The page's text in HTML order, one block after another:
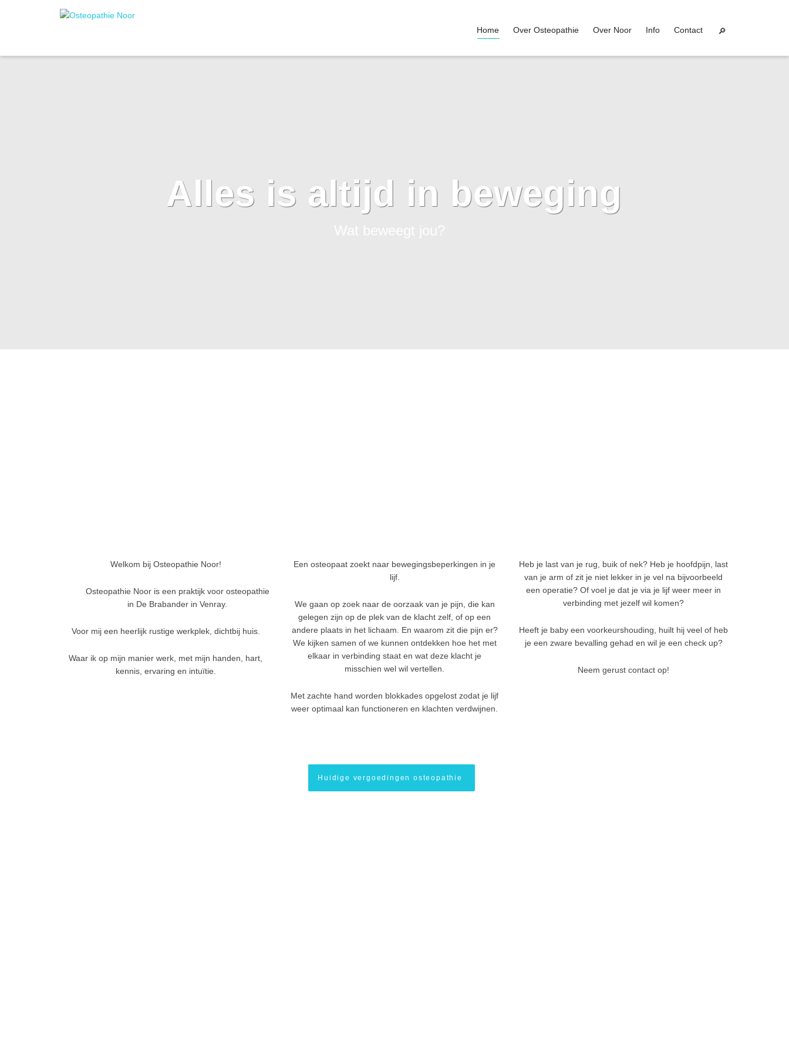
Home Over Osteopathie Over Noor Info Contact
Alles is altijd in beweging
Welkom bij Osteopathie Noor!
Osteopathie Noor is een praktijk voor osteopathie
in De Brabander in Venray.
Voor mij een heerlijk rustige werkplek, dichtbij huis.
Waar ik op mijn manier werk, met mijn handen, hart,
kennis, ervaring en intuïtie.
Een osteopaat zoekt naar bewegingsbeperkingen in je
lijf.
We gaan op zoek naar de oorzaak van je pijn, die kan
gelegen zijn op de plek van de klacht zelf, of op een
andere plaats in het lichaam. En waarom zit die pijn er?
We kijken samen of we kunnen ontdekken hoe het met
elkaar in verbinding staat en wat deze klacht je
misschien wel wil vertellen.
Met zachte hand worden blokkades opgelost zodat je lijf
weer optimaal kan functioneren en klachten verdwijnen.
Heb je last van je rug, buik of nek? Heb je hoofdpijn, last
van je arm of zit je niet lekker in je vel na bijvoorbeeld
een operatie? Of voel je dat je via je lijf weer meer in
verbinding met jezelf wil komen?
Heeft je baby een voorkeurshouding, huilt hij veel of heb
je een zware bevalling gehad en wil je een check up?
Neem gerust contact op!
Huidige vergoedingen osteopathie